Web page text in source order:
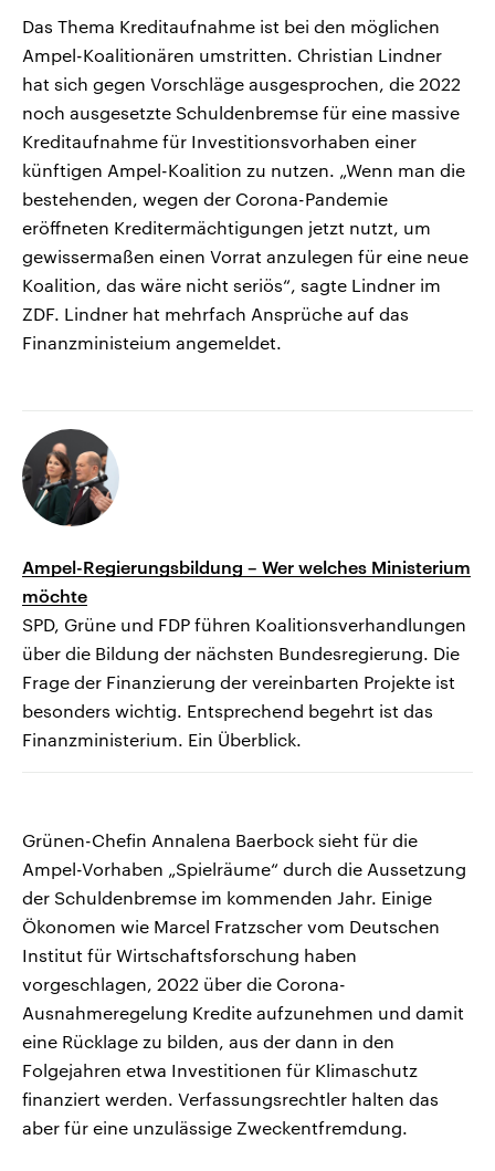
Das Thema Kreditaufnahme ist bei den möglichen
Ampel-Koalitionären umstritten. Christian Lindner
hat sich gegen Vorschläge ausgesprochen, die 2022
noch ausgesetzte Schuldenbremse für eine massive
Kreditaufnahme für Investitionsvorhaben einer
künftigen Ampel-Koalition zu nutzen. „Wenn man die
bestehenden, wegen der Corona-Pandemie
eröffneten Kreditermächtigungen jetzt nutzt, um
gewissermaßen einen Vorrat anzulegen für eine neue
Koalition, das wäre nicht seriös“, sagte Lindner im
ZDF. Lindner hat mehrfach Ansprüche auf das
Finanzministeium angemeldet.
Ampel-Regierungsbildung – Wer welches Ministerium
möchte
SPD, Grüne und FDP führen Koalitionsverhandlungen
über die Bildung der nächsten Bundesregierung. Die
Frage der Finanzierung der vereinbarten Projekte ist
besonders wichtig. Entsprechend begehrt ist das
Finanzministerium. Ein Überblick.
Grünen-Chefin Annalena Baerbock sieht für die
Ampel-Vorhaben „Spielräume“ durch die Aussetzung
der Schuldenbremse im kommenden Jahr. Einige
Ökonomen wie Marcel Fratzscher vom Deutschen
Institut für Wirtschaftsforschung haben
vorgeschlagen, 2022 über die Corona-
Ausnahmeregelung Kredite aufzunehmen und damit
eine Rücklage zu bilden, aus der dann in den
Folgejahren etwa Investitionen für Klimaschutz
finanziert werden. Verfassungsrechtler halten das
aber für eine unzulässige Zweckentfremdung.